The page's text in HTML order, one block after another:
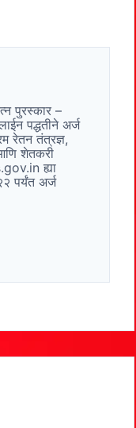
पुरस्कार –
पद्धतीने अर्ज
रेतन तंत्रज्ञ,
शेतकरी
ह्या
पर्यंत अर्ज